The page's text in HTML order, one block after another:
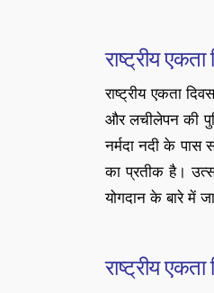
राष्ट्रीय
राष्ट्रीय एकता
और लचीलेपन की
नर्मदा नदी के पास
का प्रतीक है।
योगदान के बारे में
राष्ट्रीय